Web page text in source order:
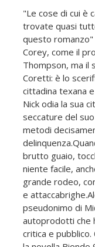
"Le cose di cui è
trovate quasi
questo romanzo"
Corey, come il
Thompson, ma il
Coretti: è lo
cittadina texana
Nick odia la sua
seccature del
metodi
brutto guaio,
niente facile,
grande rodeo,
e
pseudonimo di
autoprodotti che
critica e